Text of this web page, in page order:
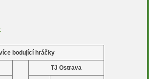
bodující hráčky
TJ Ostrava